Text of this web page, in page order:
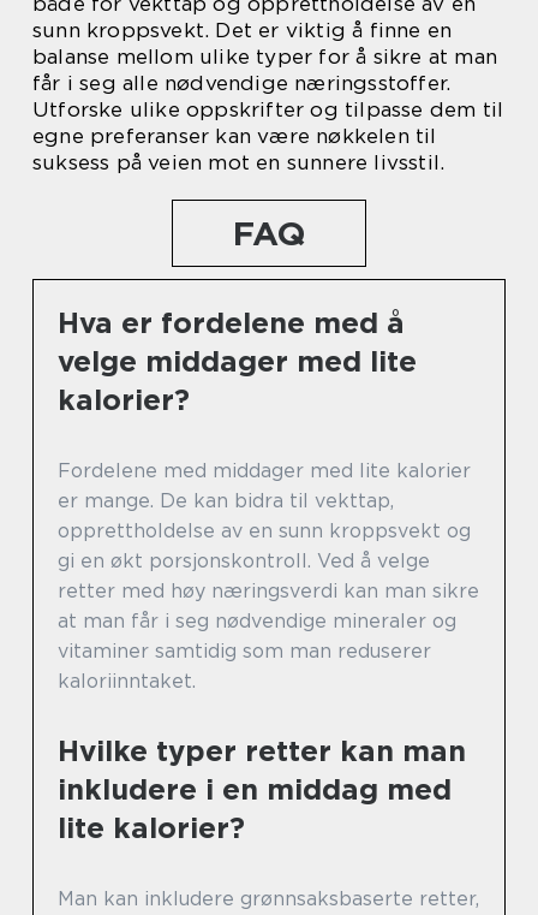
sunn kroppsvekt. Det er viktig å finne en
balanse mellom ulike typer for å sikre at man
får i seg alle nødvendige næringsstoffer.
Utforske ulike oppskrifter og tilpasse dem til
egne preferanser kan være nøkkelen til
suksess på veien mot en sunnere livsstil.
FAQ
Hva er fordelene med å
velge middager med lite
kalorier?
Fordelene med middager med lite kalorier
er mange. De kan bidra til vekttap,
opprettholdelse av en sunn kroppsvekt og
gi en økt porsjonskontroll. Ved å velge
retter med høy næringsverdi kan man sikre
at man får i seg nødvendige mineraler og
vitaminer samtidig som man reduserer
kaloriinntaket.
Hvilke typer retter kan man
inkludere i en middag med
lite kalorier?
Man kan inkludere grønnsaksbaserte retter,